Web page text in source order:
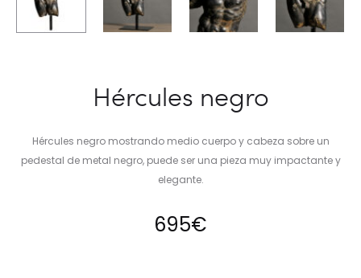
Hércules negro
Hércules negro mostrando medio cuerpo y cabeza sobre un
pedestal de metal negro, puede ser una pieza muy impactante y
elegante.
695€